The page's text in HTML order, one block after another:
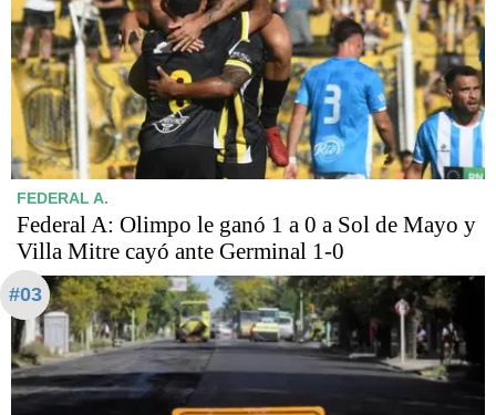
FEDERAL A.
Federal A: Olimpo le ganó 1 a 0 a Sol de Mayo y
Villa Mitre cayó ante Germinal 1-0
#03